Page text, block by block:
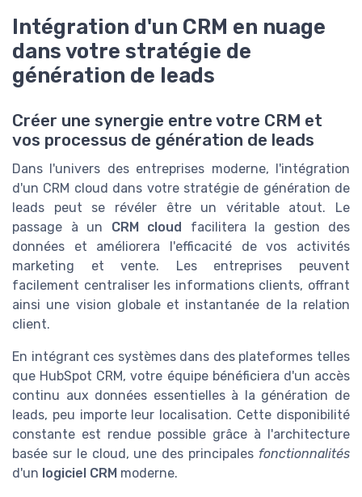
Intégration d'un CRM en nuage
dans votre stratégie de
génération de leads
Créer une synergie entre votre CRM et
vos processus de génération de leads
Dans l'univers des entreprises moderne, l'intégration
d'un CRM cloud dans votre stratégie de génération de
leads peut se révéler être un véritable atout. Le
passage à un CRM cloud
facilitera la gestion des
données et améliorera l'efficacité de vos activités
marketing et vente. Les entreprises peuvent
facilement centraliser les informations clients, offrant
ainsi une vision globale et instantanée de la relation
client.
En intégrant ces systèmes dans des plateformes telles
que HubSpot CRM, votre équipe bénéficiera d'un accès
continu aux données essentielles à la génération de
leads, peu importe leur localisation. Cette disponibilité
constante est rendue possible grâce à l'architecture
basée sur le cloud, une des principales fonctionnalités
d'un logiciel CRM moderne.